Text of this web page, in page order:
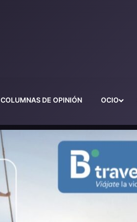
COLUMNAS DE OPINIÓN OCIO